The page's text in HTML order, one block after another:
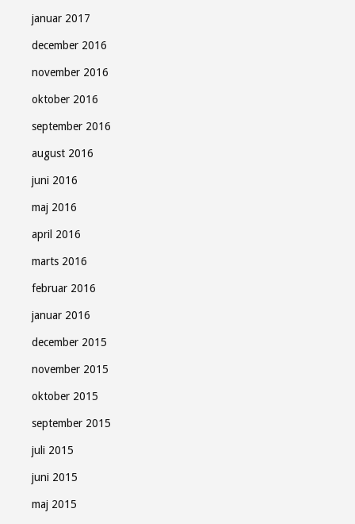
januar 2017
december 2016
november 2016
oktober 2016
september 2016
august 2016
juni 2016
maj 2016
april 2016
marts 2016
februar 2016
januar 2016
december 2015
november 2015
oktober 2015
september 2015
juli 2015
juni 2015
maj 2015